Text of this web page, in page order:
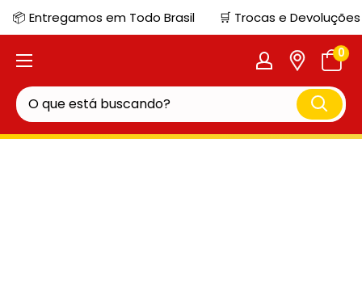
📦 Entregamos em Todo Brasil 🛒 Trocas e
0